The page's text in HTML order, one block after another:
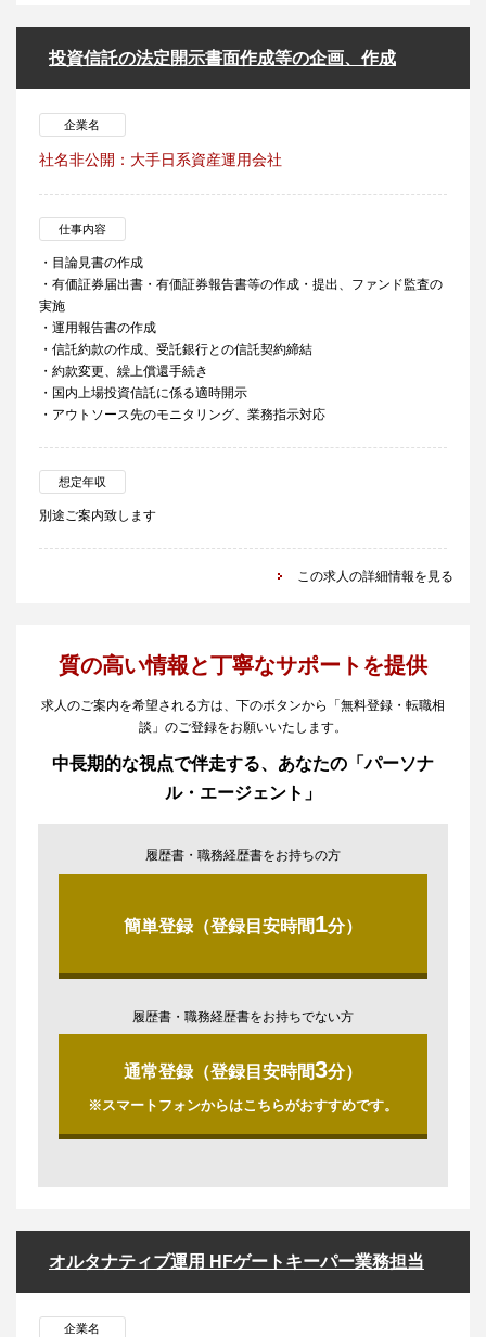
投資信託の法定開示書面作成等の企画、作成
企業名
社名非公開：大手日系資産運用会社
仕事内容
・目論見書の作成
・有価証券届出書・有価証券報告書等の作成・提出、ファンド監査の
実施
・運用報告書の作成
・信託約款の作成、受託銀行との信託契約締結
・約款変更、繰上償還手続き
・国内上場投資信託に係る適時開示
・アウトソース先のモニタリング、業務指示対応
想定年収
別途ご案内致します
この求人の詳細情報を見る
質の高い情報と丁寧なサポートを提供
求人のご案内を希望される方は、下のボタンから「無料登録・転職相
談」のご登録をお願いいたします。
中長期的な視点で伴走する、あなたの「パーソナ
ル・エージェント」
履歴書・職務経歴書をお持ちの方
簡単登録（登録目安時間1分）
履歴書・職務経歴書をお持ちでない方
通常登録（登録目安時間3分）
※スマートフォンからはこちらがおすすめです。
オルタナティブ運用 HFゲートキーパー業務担当
企業名